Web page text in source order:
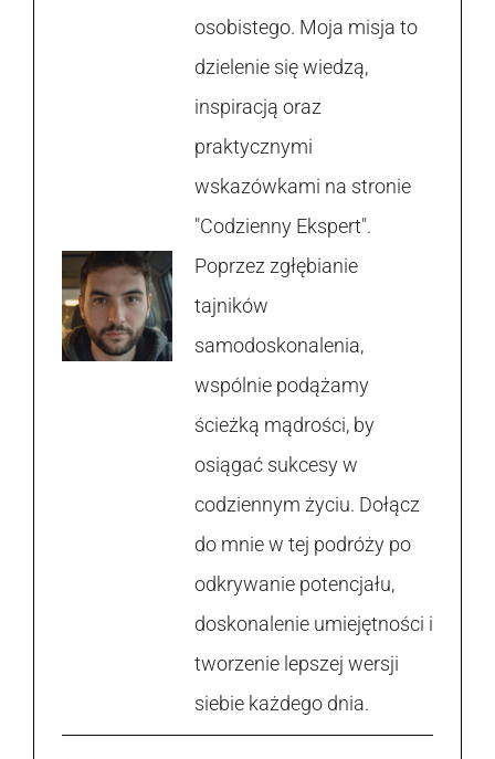
osobistego. Moja misja to
dzielenie się wiedzą,
inspiracją oraz
praktycznymi
wskazówkami na stronie
"Codzienny Ekspert".
Poprzez zgłębianie
tajników
samodoskonalenia,
wspólnie podążamy
ścieżką mądrości, by
osiągać sukcesy w
codziennym życiu. Dołącz
do mnie w tej podróży po
odkrywanie potencjału,
doskonalenie umiejętności i
tworzenie lepszej wersji
siebie każdego dnia.